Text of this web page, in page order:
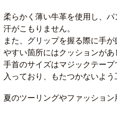
柔らかく薄い牛革を使用し、
汗がこもりません。
また、グリップを握る際に手
やすい箇所にはクッションがあ
手首のサイズはマジックテー
入っており、もたつかないよう
夏のツーリングやファッション